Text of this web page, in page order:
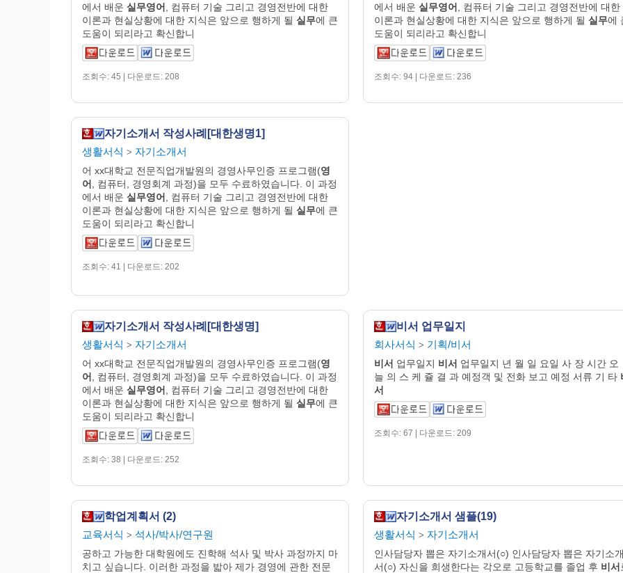
에서 배운 실무영어 , 컴퓨터 기술 그리고 경영전반에 대한
이론과 현실상황에 대한 지식은 앞으로 행하게 될 실무에 큰
도움이 되리라고 확신합니
조회수: 45 | 다운로드: 208
에서 배운 실무영어 , 컴퓨터 기술 그리고 경영전반에 대한
이론과 현실상황에 대한 지식은 앞으로 행하게 될 실무에
도움이 되리라고 확신합니
조회수: 94 | 다운로드: 236
자기소개서 작성사례[대한생명1]
생활서식 > 자기소개서
어 xx대학교 전문직업개발원의 경영사무인증 프로그램(영
어 , 컴퓨터, 경영회계 과정)을 모두 수료하였습니다. 이 과정
에서 배운 실무영어 , 컴퓨터 기술 그리고 경영전반에 대한
이론과 현실상황에 대한 지식은 앞으로 행하게 될 실무에 큰
도움이 되리라고 확신합니
조회수: 41 | 다운로드: 202
자기소개서 작성사례[대한생명]
생활서식 > 자기소개서
어 xx대학교 전문직업개발원의 경영사무인증 프로그램(영
어 , 컴퓨터, 경영회계 과정)을 모두 수료하였습니다. 이 과정
에서 배운 실무영어 , 컴퓨터 기술 그리고 경영전반에 대한
이론과 현실상황에 대한 지식은 앞으로 행하게 될 실무에 큰
도움이 되리라고 확신합니
조회수: 38 | 다운로드: 252
비서 업무일지
회사서식 > 기획/비서
비서 업무일지 비서 업무일지 년 월 일 요일 사 장 시간 오
늘 의 스 케 쥴 결 과 예정객 및 전화 보고 예정 서류 기 타
서
조회수: 67 | 다운로드: 209
학업계획서 (2)
교육서식 > 석사/박사/연구원
공하고 가능한 대학원에도 진학해 석사 및 박사 과정까지 마
치고 싶습니다. 이러한 과정을 밟아 제가 경영에 관한 전문
자기소개서 샘플(19)
생활서식 > 자기소개서
인사담당자 뽑은 자기소개서(○) 인사담당자 뽑은 자기소개
서(○) 자신을 희생한다는 각오로 고등학교를 졸업 후 비서